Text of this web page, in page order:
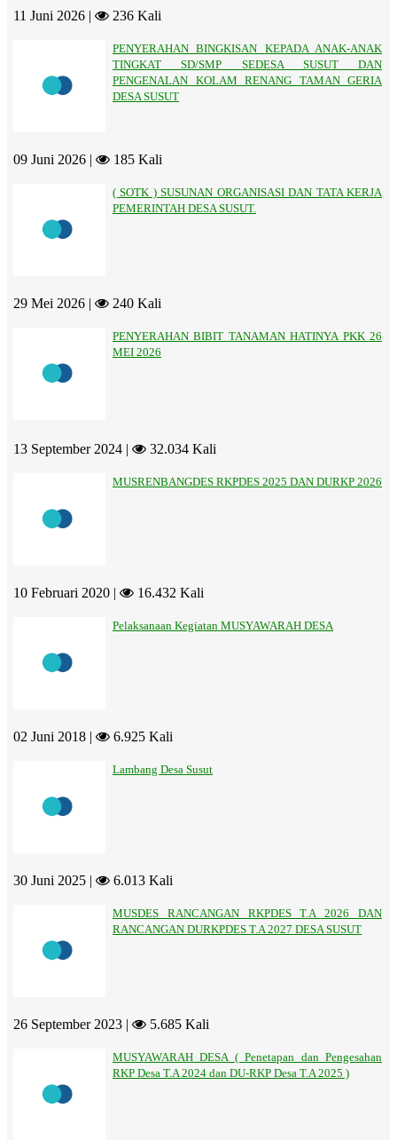
11 Juni 2026 | 236 Kali
PENYERAHAN BINGKISAN KEPADA ANAK-ANAK
TINGKAT SD/SMP SEDESA SUSUT DAN
PENGENALAN KOLAM RENANG TAMAN GERIA
DESA SUSUT
09 Juni 2026 | 185 Kali
( SOTK ) SUSUNAN ORGANISASI DAN TATA KERJA
PEMERINTAH DESA SUSUT.
29 Mei 2026 | 240 Kali
PENYERAHAN BIBIT TANAMAN HATINYA PKK 26
MEI 2026
13 September 2024 | 32.034 Kali
MUSRENBANGDES RKPDES 2025 DAN DURKP 2026
10 Februari 2020 | 16.432 Kali
Pelaksanaan Kegiatan MUSYAWARAH DESA
02 Juni 2018 | 6.925 Kali
Lambang Desa Susut
30 Juni 2025 | 6.013 Kali
MUSDES RANCANGAN RKPDES T.A 2026 DAN
RANCANGAN DURKPDES T.A 2027 DESA SUSUT
26 September 2023 | 5.685 Kali
MUSYAWARAH DESA ( Penetapan dan Pengesahan
RKP Desa T.A 2024 dan DU-RKP Desa T.A 2025 )